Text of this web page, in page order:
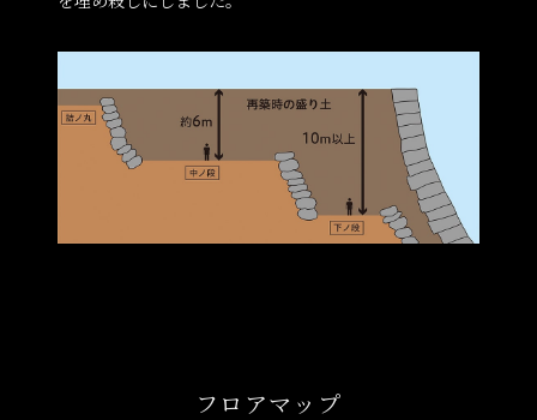
フロアマップ